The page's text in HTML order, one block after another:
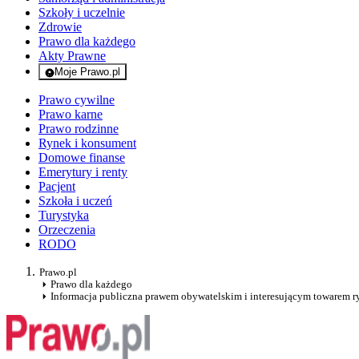
Szkoły i uczelnie
Zdrowie
Prawo dla każdego
Akty Prawne
Moje Prawo.pl
- rejestracja i logowanie do serwisu
Prawo cywilne
Prawo karne
Prawo rodzinne
Rynek i konsument
Domowe finanse
Emerytury i renty
Pacjent
Szkoła i uczeń
Turystyka
Orzeczenia
RODO
Prawo.pl
Prawo dla każdego
Informacja publiczna prawem obywatelskim i interesującym towarem